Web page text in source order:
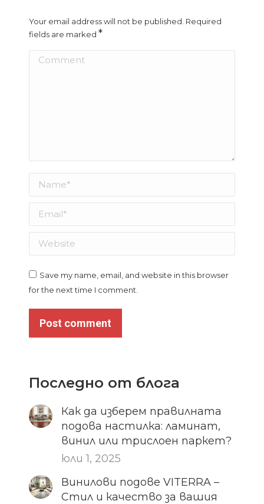
Your email address will not be published. Required
fields are marked*
Comment
Name *
Email *
Website
Save my name, email, and website in this browser
for the next time I comment.
Post comment
Последно от блога
Как да изберем правилната
подова настилка: ламинат,
винил или трислоен паркет?
юли 1, 2025
Винилови подове VITERRA –
Стил и качество за вашия